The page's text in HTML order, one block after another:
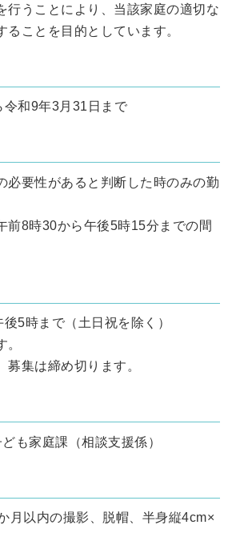
行うことにより、当該家庭の適切な
ることを目的としています。
和9年3月31日まで
必要性があると判断した時のみの勤
前8時30から午後5時15分までの間
5時まで（土日祝を除く）
集は締め切ります。
も家庭課（相談支援係）
月以内の撮影、脱帽、半身縦4cm×